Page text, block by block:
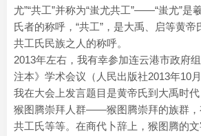
尤”“共工”并称为“蚩尤共工”——“蚩尤”是
氏者的称呼，“共工”，是大禹、启等黄
共工氏民族之人的称呼。
2013年左右，我有幸参加连云港市政府
注本》学术会议（人民出版社2013年10
我在大会上发言题目是黄帝氏到大禹时
猴图腾崇拜人群——猴图腾崇拜的族群，
共工氏等等。在商代卜辞上，猴图腾的